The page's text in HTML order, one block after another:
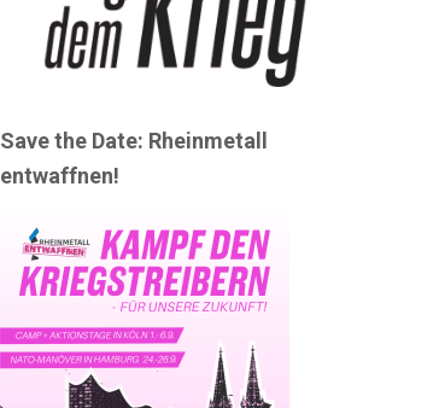
Save the Date: Rheinmetall
entwaffnen!